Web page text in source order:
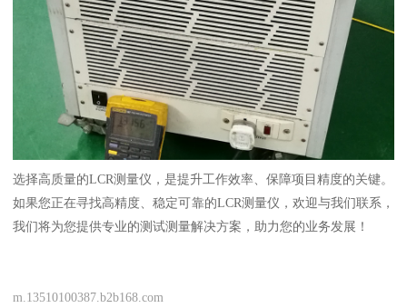
选择高质量的LCR测量仪，是提升工作效率、保障项目精度的关键。
如果您正在寻找高精度、稳定可靠的LCR测量仪，欢迎与我们联系，
我们将为您提供专业的测试测量解决方案，助力您的业务发展！
m.13510100387.b2b168.com